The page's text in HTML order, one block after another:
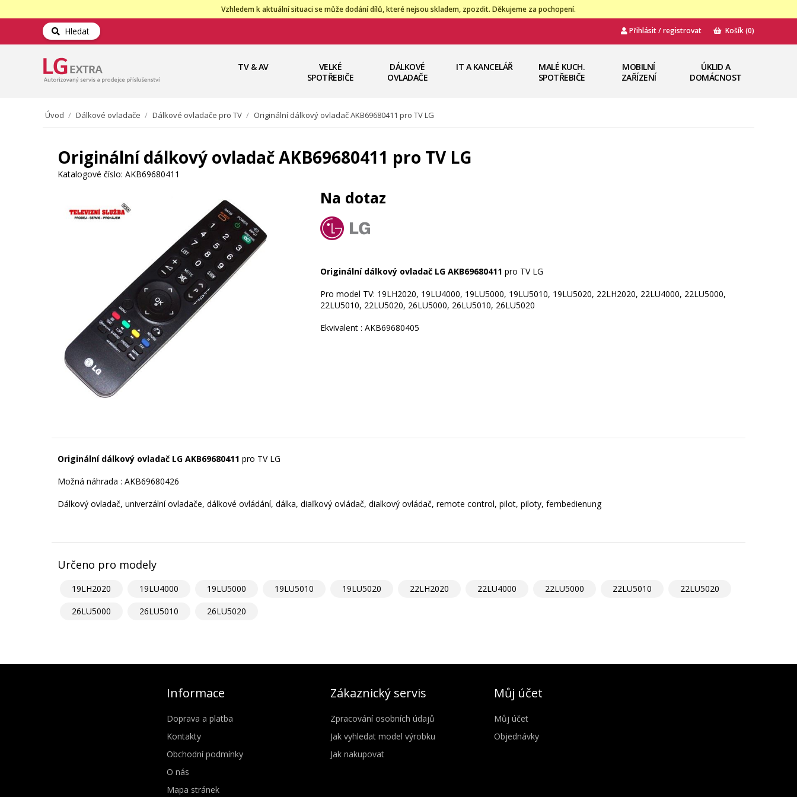
Vzhledem k aktuální situaci se může dodání dílů, které nejsou skladem, zpozdit. Děkujeme za pochopení.
Hledat Přihlásit / registrovat Košík(0)
TV & AV
VELKÉ
SPOTŘEBIČE
DÁLKOVÉ
OVLADAČE
IT A KANCELÁŘ
MALÉ KUCH.
SPOTŘEBIČE
MOBILNÍ
ZAŘÍZENÍ
ÚKLID A
DOMÁCNOST
Úvod / Dálkové ovladače / Dálkové ovladače pro TV / Originální dálkový ovladač AKB69680411 pro TV LG
Originální dálkový ovladač AKB69680411 pro TV LG
Katalogové číslo: AKB69680411
Na dotaz
Originální dálkový ovladač LG AKB69680411 pro TV LG
Pro model TV: 19LH2020, 19LU4000, 19LU5000, 19LU5010, 19LU5020, 22LH2020, 22LU4000, 22LU5000,
22LU5010, 22LU5020, 26LU5000, 26LU5010, 26LU5020
Originální dálkový ovladač LG AKB69680411 pro TV LG
Možná náhrada : AKB69680426
Dálkový ovladač, univerzální ovladače, dálkové ovládání, dálka, diaľkový ovládač, dialkový ovládač, remote control, pilot, piloty, fernbedienung
Určeno pro modely
19LH2020 19LU4000 19LU5000 19LU5010 19LU5020 22LH2020 22LU4000 22LU5000 22LU5010
22LU5020
26LU5000
26LU5010 26LU5020
Informace
Doprava a platba
Kontakty
Obchodní podmínky
O nás
Mapa stránek
Zákaznický servis
Zpracování osobních údajů
Jak vyhledat model výrobku
Jak nakupovat
Můj účet
Můj účet
Objednávky